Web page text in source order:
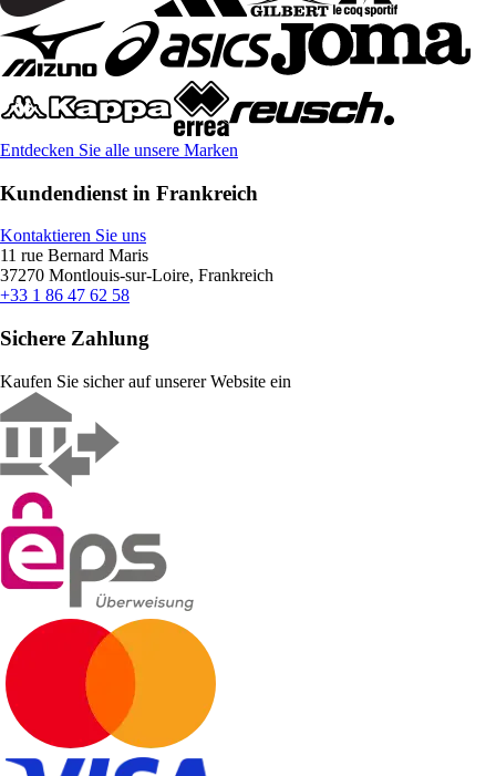
Entdecken Sie alle unsere Marken
Kundendienst in Frankreich
Kontaktieren Sie uns
11 rue Bernard Maris
37270 Montlouis-sur-Loire, Frankreich
+33 1 86 47 62 58
Sichere Zahlung
Kaufen Sie sicher auf unserer Website ein